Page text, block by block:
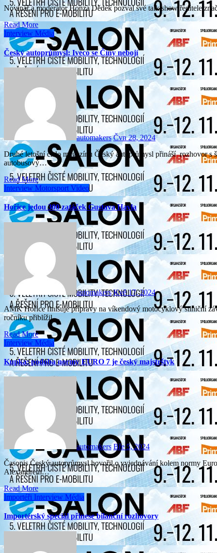
Novinář a moderátor Honza Dědek pozval své talk show ředitele
Read More
Interview Média
Český autoprůmysl: Iveco se Číny nebojí
automakers Čvn 28, 2024
Druhé letošní číslo magazínu Český autoprůmysl přináší rozhovor s šéfem Iveca Davidem Křížem, který vysvětluje, proč se
autobusový…
Read More
Interview Motorsport Video
Hořice jedou 300 zatáček Gustava Havla
automakers Kvě 17, 2024
AMK Hořice finišuje přípravy na víkendový motocyklový silniční závod 300 zatáček Gustava Havla. Letošní program 61.
ročníku přiblížil…
Read More
Interview Média
Kupka: podoba normy EURO 7 je český majstrštyk
automakers Bře 5, 2024
Časopis Český autoprůmysl hovořil o vyjednávání kolem normy Euro 7 s ministrem dopravy Martinem Kupkou a europoslancem
Alexandrem…
Read More
Importéři Interview Média
Importérský speciál přinese bilanční rozhovory